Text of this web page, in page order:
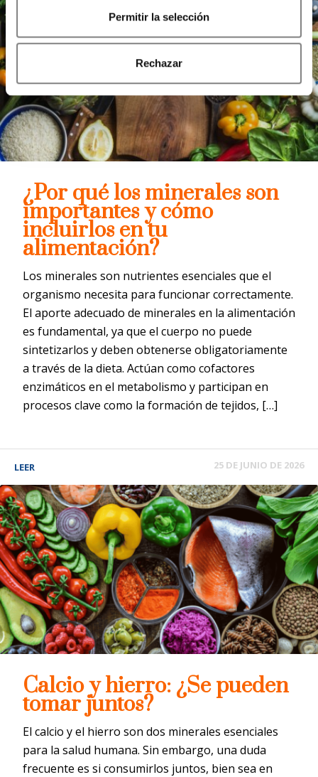
Permitir la selección
Rechazar
¿Por qué los minerales son
importantes y cómo
incluirlos en tu
alimentación?
Los minerales son nutrientes esenciales que el
organismo necesita para funcionar correctamente.
El aporte adecuado de minerales en la alimentación
es fundamental, ya que el cuerpo no puede
sintetizarlos y deben obtenerse obligatoriamente
a través de la dieta. Actúan como cofactores
enzimáticos en el metabolismo y participan en
procesos clave como la formación de tejidos, […]
LEER 25 DE JUNIO DE 2026
Calcio y hierro: ¿Se pueden
tomar juntos?
El calcio y el hierro son dos minerales esenciales
para la salud humana. Sin embargo, una duda
frecuente es si consumirlos juntos, bien sea en